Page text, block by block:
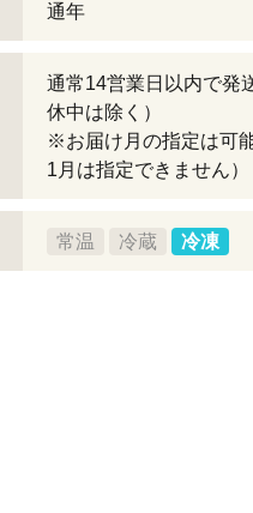
通年
通常14営業日以内で発
休中は除く）
※お届け月の指定は可
1月は指定できません）
常温 冷蔵 冷凍